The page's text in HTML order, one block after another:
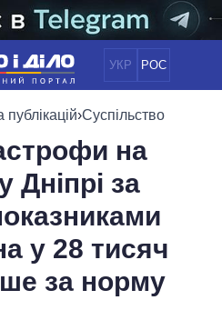
УКР РОС
ПОЛІТИКА
ЕКОНОМІКА
СУСПІЛЬСТВО
ВІДЕО
публікацій›Суспільство
на
Дніпрі за
у 28 тисяч
за норму